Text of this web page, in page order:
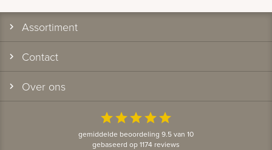
Assortiment
Contact
Over ons
starstarstarstarstar
gemiddelde beoordeling 9.5 van 10
gebaseerd op 1174 reviews